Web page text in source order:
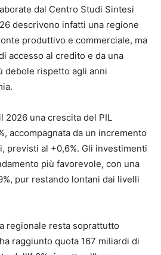
dal Centro Studi Sintesi
descrivono infatti una regione
produttivo e commerciale, ma
accesso al credito e da una
debole rispetto agli anni
2026 una crescita del PIL
accompagnata da un incremento
previsti al +0,6%. Gli investimenti
più favorevole, con una
pur restando lontani dai livelli
regionale resta soprattutto
raggiunto quota 167 miliardi di